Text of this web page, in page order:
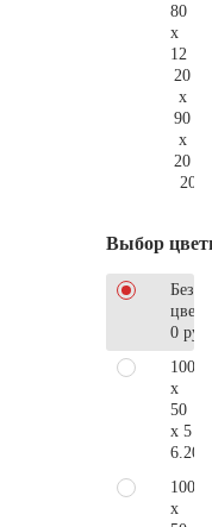
80
x
12
20
x
90
x
20
Выбор
Без
0 руб.
100
x
50
x 5
100
x